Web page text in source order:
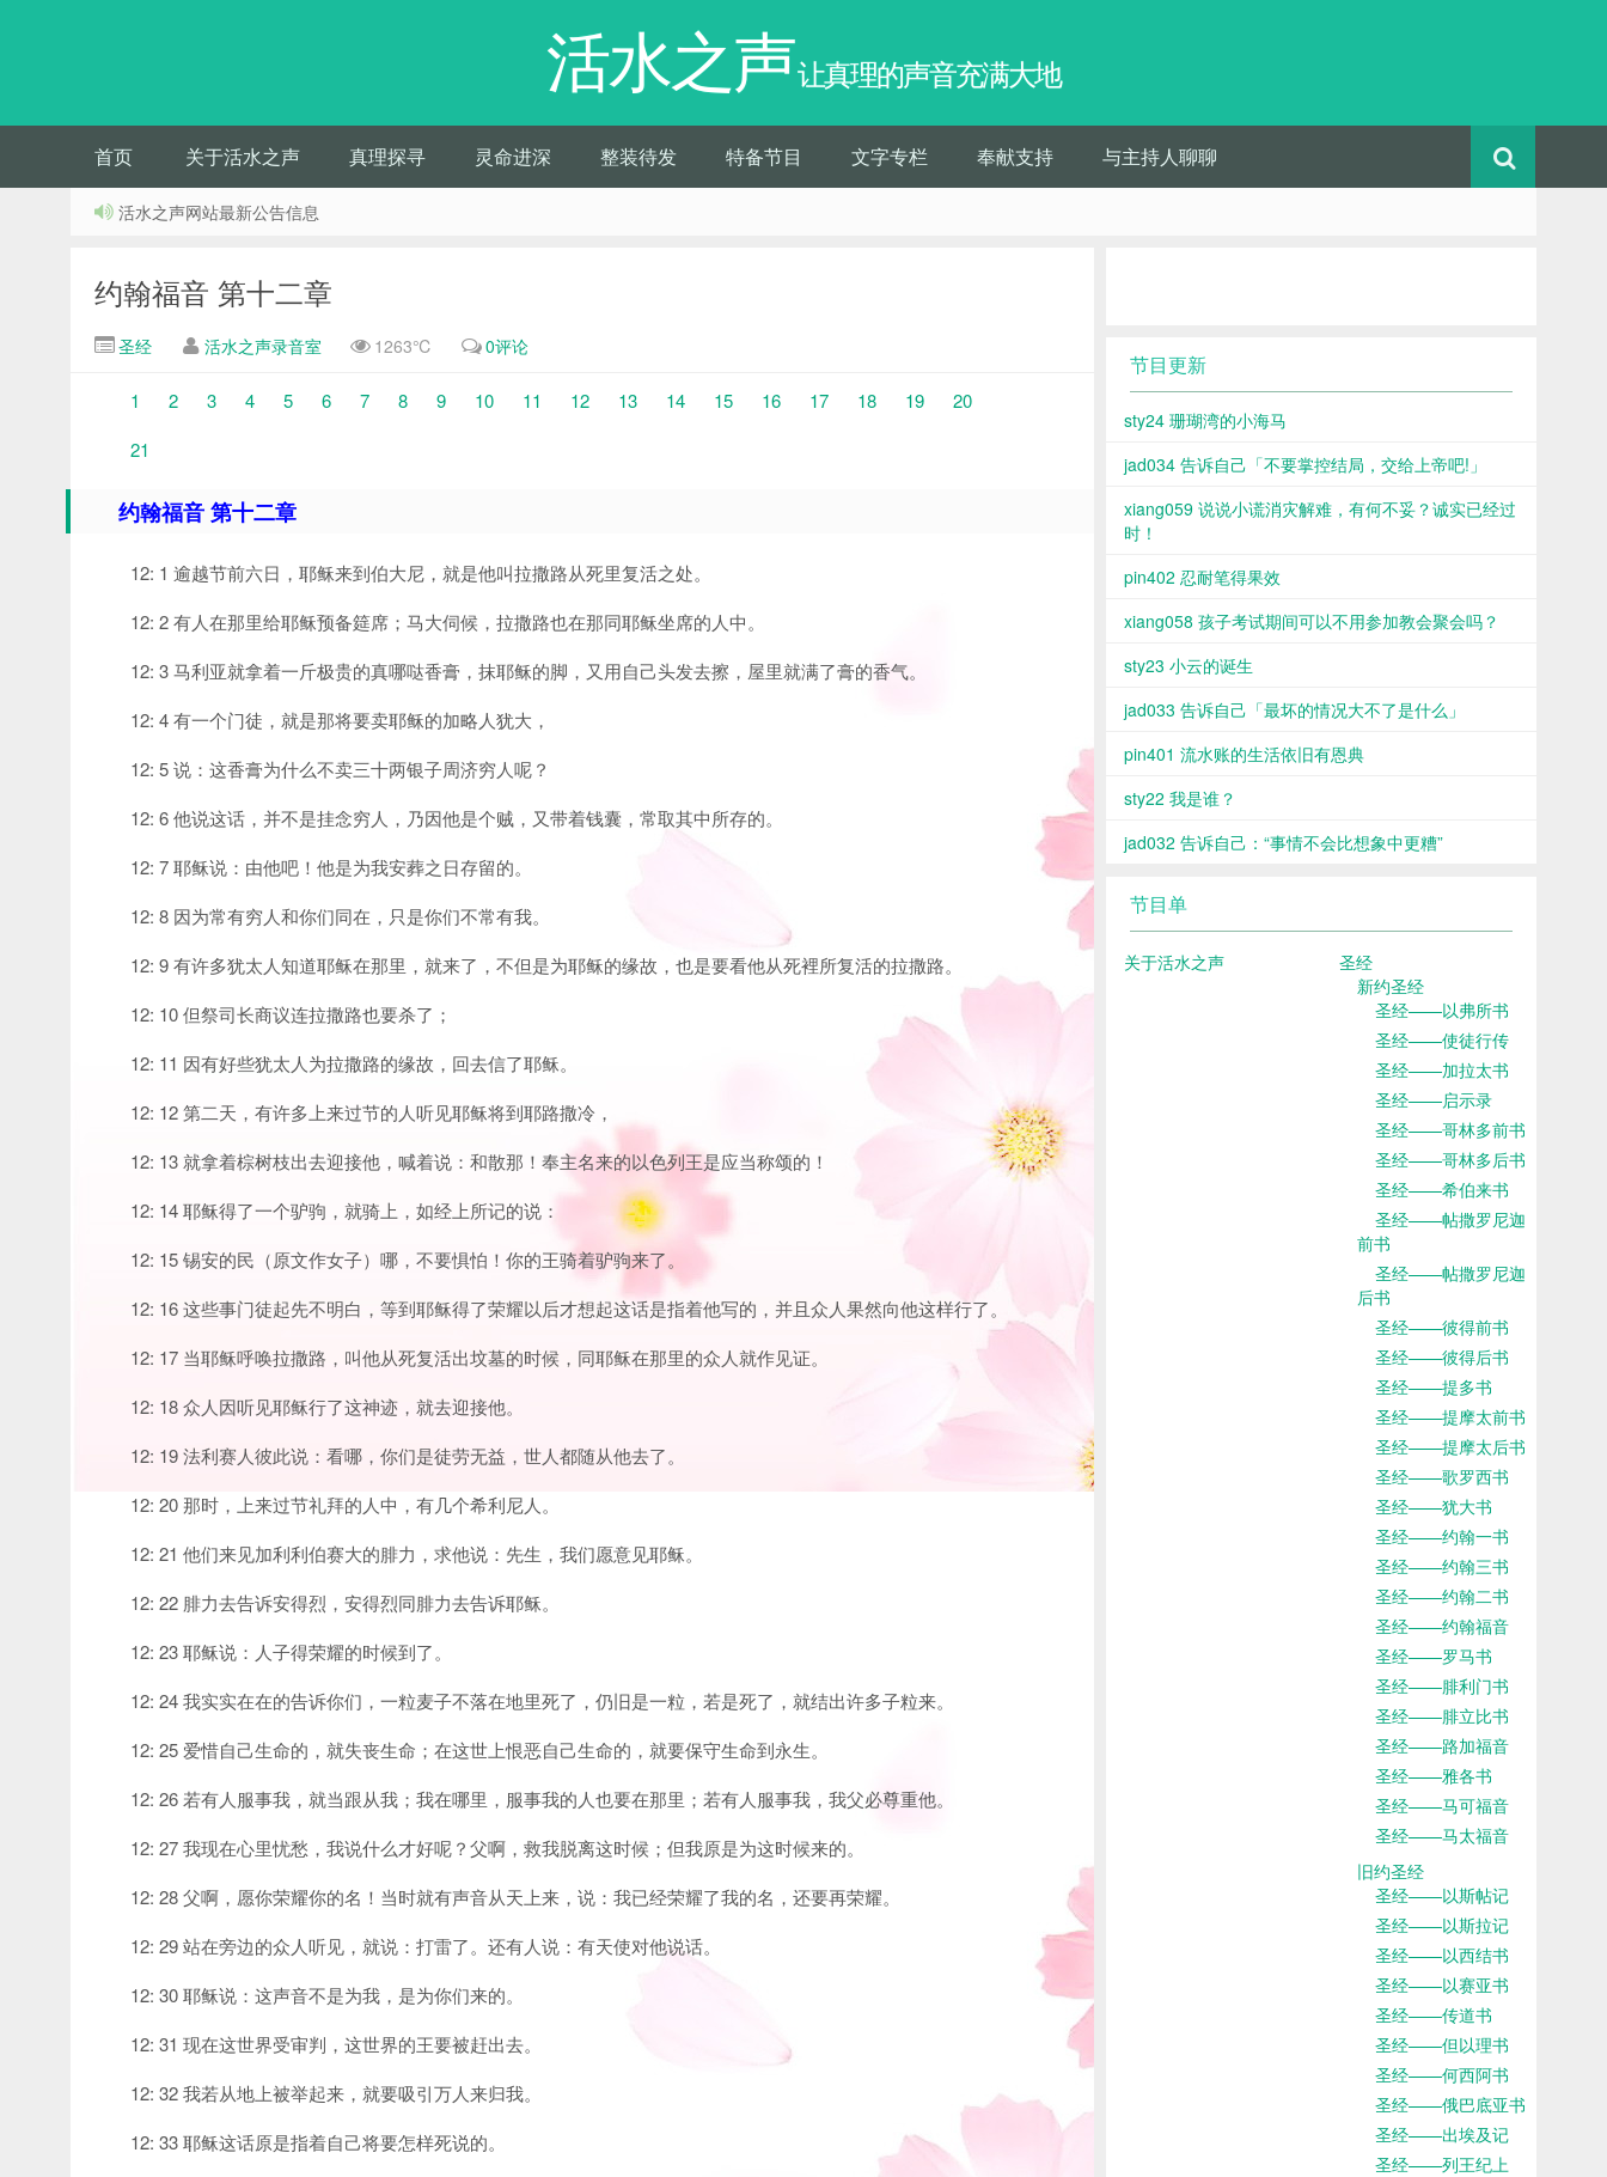
活水之声让真理的声音充满大地
首页 关于活水之声 真理探寻 灵命进深 整装待发 特备节目 文字专栏 奉献支持 与主持人聊聊
活水之声网站最新公告信息
约翰福音 第十二章
圣经 活水之声录音室 1263℃ 0评论
1 2 3 4 5 6 7 8 9 10 11 12 13 14 15 16 17 18 19
20
21
约翰福音 第十二章
12: 1 逾越节前六日，耶稣来到伯大尼，就是他叫拉撒路从死里复活之处。
12: 2 有人在那里给耶稣预备筵席；马大伺候，拉撒路也在那同耶稣坐席的人中。
12: 3 马利亚就拿着一斤极贵的真哪哒香膏，抹耶稣的脚，又用自己头发去擦，屋里就满了膏的香气。
12: 4 有一个门徒，就是那将要卖耶稣的加略人犹大，
12: 5 说：这香膏为什么不卖三十两银子周济穷人呢？
12: 6 他说这话，并不是挂念穷人，乃因他是个贼，又带着钱囊，常取其中所存的。
12: 7 耶稣说：由他吧！他是为我安葬之日存留的。
12: 8 因为常有穷人和你们同在，只是你们不常有我。
12: 9 有许多犹太人知道耶稣在那里，就来了，不但是为耶稣的缘故，也是要看他从死裡所复活的拉撒路。
12: 10 但祭司长商议连拉撒路也要杀了；
12: 11 因有好些犹太人为拉撒路的缘故，回去信了耶稣。
12: 12 第二天，有许多上来过节的人听见耶稣将到耶路撒冷，
12: 13 就拿着棕树枝出去迎接他，喊着说：和散那！奉主名来的以色列王是应当称颂的！
12: 14 耶稣得了一个驴驹，就骑上，如经上所记的说：
12: 15 锡安的民（原文作女子）哪，不要惧怕！你的王骑着驴驹来了。
12: 16 这些事门徒起先不明白，等到耶稣得了荣耀以后才想起这话是指着他写的，并且众人果然向他这样行了。
12: 17 当耶稣呼唤拉撒路，叫他从死复活出坟墓的时候，同耶稣在那里的众人就作见证。
12: 18 众人因听见耶稣行了这神迹，就去迎接他。
12: 19 法利赛人彼此说：看哪，你们是徒劳无益，世人都随从他去了。
12: 20 那时，上来过节礼拜的人中，有几个希利尼人。
12: 21 他们来见加利利伯赛大的腓力，求他说：先生，我们愿意见耶稣。
12: 22 腓力去告诉安得烈，安得烈同腓力去告诉耶稣。
12: 23 耶稣说：人子得荣耀的时候到了。
12: 24 我实实在在的告诉你们，一粒麦子不落在地里死了，仍旧是一粒，若是死了，就结出许多子粒来。
12: 25 爱惜自己生命的，就失丧生命；在这世上恨恶自己生命的，就要保守生命到永生。
12: 26 若有人服事我，就当跟从我；我在哪里，服事我的人也要在那里；若有人服事我，我父必尊重他。
12: 27 我现在心里忧愁，我说什么才好呢？父啊，救我脱离这时候；但我原是为这时候来的。
12: 28 父啊，愿你荣耀你的名！当时就有声音从天上来，说：我已经荣耀了我的名，还要再荣耀。
12: 29 站在旁边的众人听见，就说：打雷了。还有人说：有天使对他说话。
12: 30 耶稣说：这声音不是为我，是为你们来的。
12: 31 现在这世界受审判，这世界的王要被赶出去。
12: 32 我若从地上被举起来，就要吸引万人来归我。
12: 33 耶稣这话原是指着自己将要怎样死说的。
节目更新
sty24 珊瑚湾的小海马
jad034 告诉自己「不要掌控结局，交给上帝吧!」
xiang059 说说小谎消灾解难，有何不妥？诚实已经过
时！
pin402 忍耐笔得果效
xiang058 孩子考试期间可以不用参加教会聚会吗？
sty23 小云的诞生
jad033 告诉自己「最坏的情况大不了是什么」
pin401 流水账的生活依旧有恩典
sty22 我是谁？
jad032 告诉自己：“事情不会比想象中更糟”
节目单
关于活水之声
圣经
新约圣经
圣经——以弗所书
圣经——使徒行传
圣经——加拉太书
圣经——启示录
圣经——哥林多前书
圣经——哥林多后书
圣经——希伯来书
圣经——帖撒罗尼迦
前书
圣经——帖撒罗尼迦
后书
圣经——彼得前书
圣经——彼得后书
圣经——提多书
圣经——提摩太前书
圣经——提摩太后书
圣经——歌罗西书
圣经——犹大书
圣经——约翰一书
圣经——约翰三书
圣经——约翰二书
圣经——约翰福音
圣经——罗马书
圣经——腓利门书
圣经——腓立比书
圣经——路加福音
圣经——雅各书
圣经——马可福音
圣经——马太福音
旧约圣经
圣经——以斯帖记
圣经——以斯拉记
圣经——以西结书
圣经——以赛亚书
圣经——传道书
圣经——但以理书
圣经——何西阿书
圣经——俄巴底亚书
圣经——出埃及记
圣经——列王纪上